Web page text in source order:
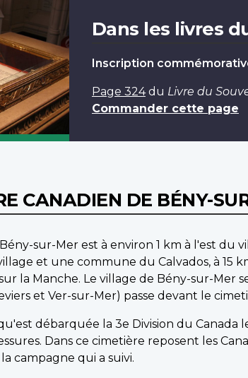
Dans les livres
Inscription
Page 324du Livre du
Commander cette page
CANADIEN DE BÉNY-
sur-Mer est à environ 1 km à l'est du
et une commune du Calvados, à 15
la Manche. Le village de Bény-sur-Mer
et Ver-sur-Mer) passe devant le
débarquée la 3e Division du Canada
Dans ce cimetière reposent les
campagne qui a suivi.